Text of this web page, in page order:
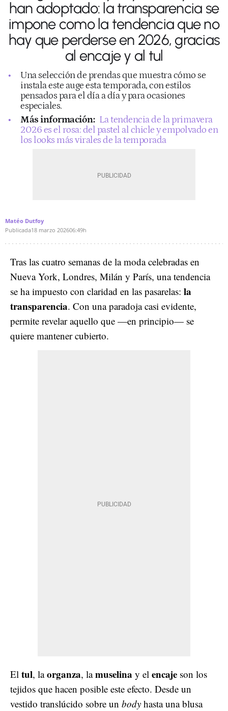
han adoptado: la transparencia se
impone como la tendencia que no
hay que perderse en 2026, gracias
al encaje y al tul
Una selección de prendas que muestra cómo se
instala este auge esta temporada, con estilos
pensados para el día a día y para ocasiones
especiales.
Más información: La tendencia de la primavera
2026 es el rosa: del pastel al chicle y empolvado en
los looks más virales de la temporada
Matéo Dutfoy
Publicada18 marzo 202606:49h
Tras las cuatro semanas de la moda celebradas en
Nueva York, Londres, Milán y París, una tendencia
se ha impuesto con claridad en las pasarelas: la
transparencia. Con una paradoja casi evidente,
permite revelar aquello que —en principio— se
quiere mantener cubierto.
El tul, laorganza, lamuselina y el encaje son los
tejidos que hacen posible este efecto. Desde un
vestido translúcido sobre un body hasta una blusa